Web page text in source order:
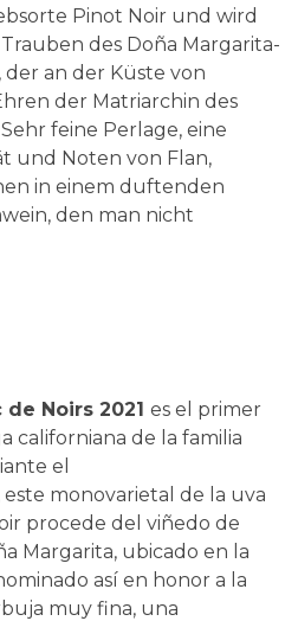
Pinot Noir und wird
des Doña Margarita-
an der Küste von
der Matriarchin des
feine Perlage, eine
und Noten von Flan,
in einem duftenden
den man nicht
Noirs 2021 es el primer
californiana de la familia
el
este monovarietal de la uva
procede del viñedo de
Margarita, ubicado en la
así en honor a la
muy fina, una